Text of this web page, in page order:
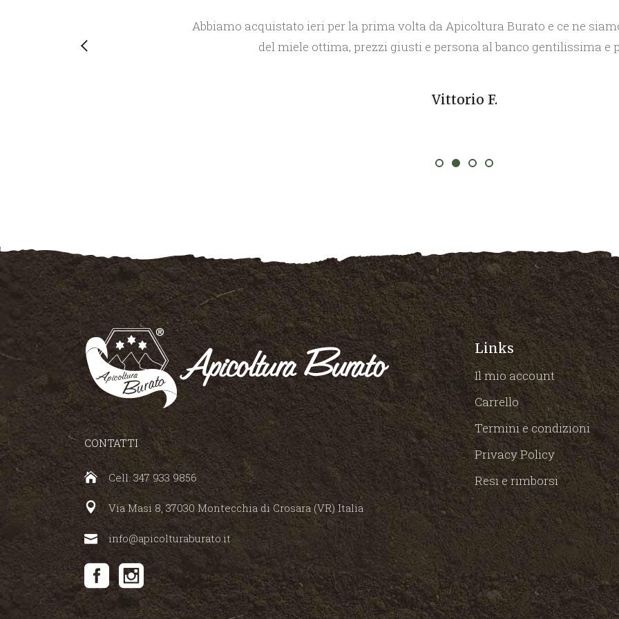
Abbiamo acquistato ieri per la prima volta da Apicoltura Burato e ce ne
del miele ottima, prezzi giusti e persona al banco gentilissima e
Vittorio F.
CONTATTI
Cell. 347 933 9856
Via Masi 8, 37030 Montecchia di Crosara (VR) Italia
info@apicolturaburato.it
Links
Il mio account
Carrello
Termini e condizioni
Privacy Policy
Resi e rimborsi